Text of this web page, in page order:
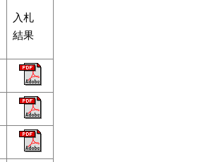
入札
結果